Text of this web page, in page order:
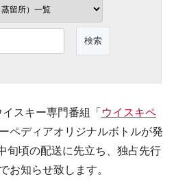
スキー専門番組「 ウイスキペ
ペディアオリジナルボトルが発
旬頃の配送に先立ち、独占先行
お知らせ致します。